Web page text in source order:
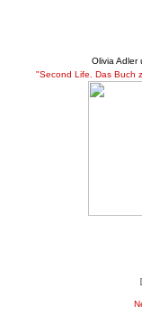
Olivia Adler
"Second Life. Das Buch
[